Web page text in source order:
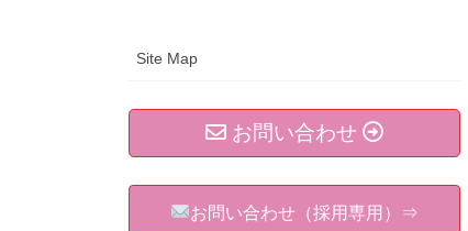
Site Map
お問い合わせ
お問い合わせ（採用専用）⇒